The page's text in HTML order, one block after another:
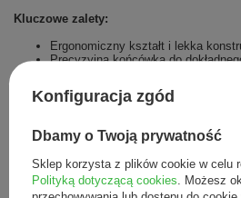
Kluczowe zalety:
Ergonomiczny kształt i lekka
Precyzyjna końcówka do
Odpowiednia do różnych płynów
Podmiot odpowiedzialny za ten
produkt na terenie UE
Konfiguracja zgód
Dbamy o Twoją prywatność
Sklep korzysta z plików cookie w celu
Polityką dotyczącą cookies. Możesz